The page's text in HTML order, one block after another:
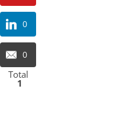
0
0
Total
1